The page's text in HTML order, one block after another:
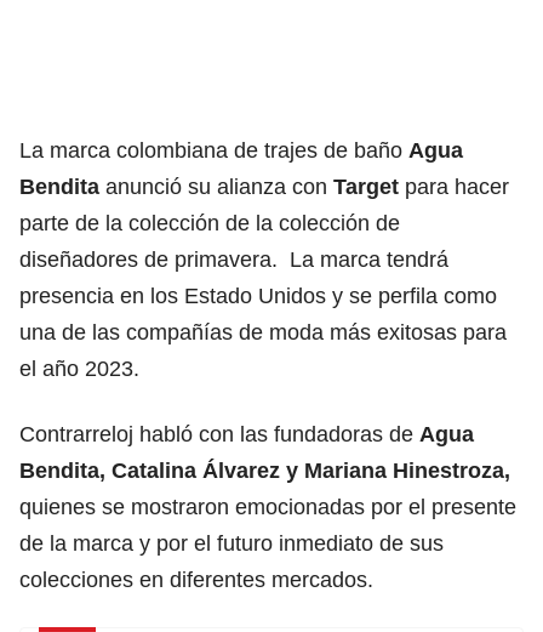
La marca colombiana de trajes de baño Agua
Bendita anunció su alianza con Target para hacer
parte de la colección de la colección de
diseñadores de primavera. La marca tendrá
presencia en los Estado Unidos y se perfila como
una de las compañías de moda más exitosas para
el año 2023.
Contrarreloj habló con las fundadoras de Agua
Bendita, Catalina Álvarez y Mariana Hinestroza,
quienes se mostraron emocionadas por el presente
de la marca y por el futuro inmediato de sus
colecciones en diferentes mercados.